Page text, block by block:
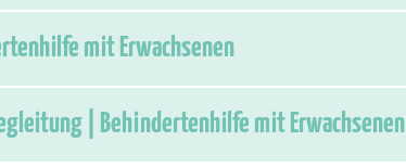
mit Erwachsenen
| Behindertenhilfe mit Erwachsenen